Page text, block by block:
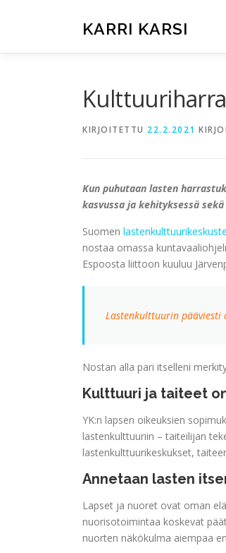
KARRI KARSI
KIRJOITETTU 22.2.2021
Kun puhutaan lasten
kasvussa ja kehityksessä
Suomen
nostaa omassa
Espoosta liittoon kuuluu
Lastenkulttuurin pääviesti
Nostan alla pari itselleni
Kulttuuri ja taiteet
YK:n lapsen oikeuksien
lastenkulttuuriin – taiteilijan
lastenkulttuurikeskukset,
Annetaan lasten
Lapset ja nuoret ovat oman
nuorisotoimintaa koskevat
nuorten näkökulma aiempaa